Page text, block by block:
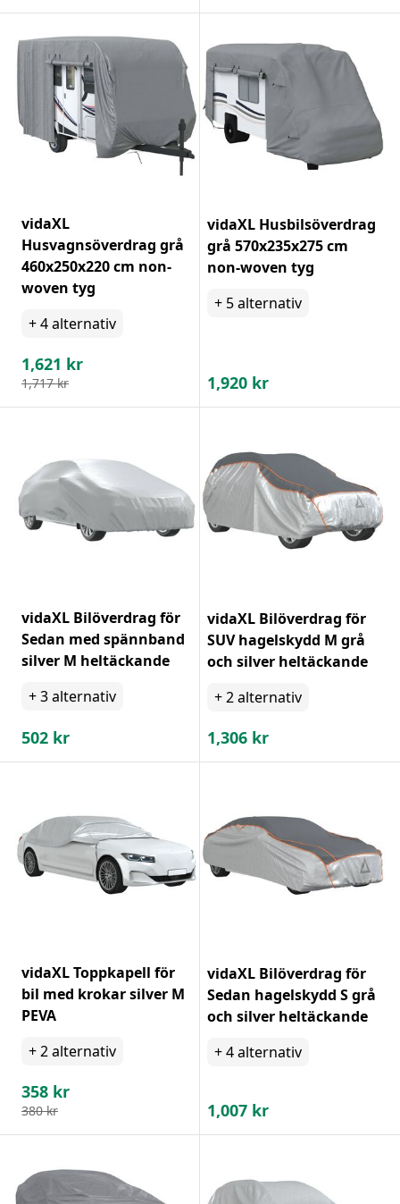
vidaXL
Husvagnsöverdrag grå
460x250x220 cm non-
woven tyg
+4alternativ
1,621 kr
1,717 kr
vidaXL Husbilsöverdrag
grå 570x235x275 cm
non-woven tyg
+ 5alternativ
1,920 kr
vidaXL Bilöverdrag för
Sedan med spännband
silver M heltäckande
+3alternativ
502 kr
vidaXL Bilöverdrag för
SUV hagelskydd M grå
och silver heltäckande
+2alternativ
1,306 kr
vidaXL Toppkapell för
bil med krokar silver M
PEVA
+2alternativ
358 kr
380 kr
vidaXL Bilöverdrag för
Sedan hagelskydd S grå
och silver heltäckande
+4alternativ
1,007 kr